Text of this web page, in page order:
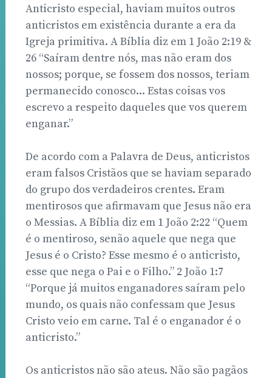
Anticristo especial, haviam muitos outros
anticristos em existência durante a era da
Igreja primitiva. A Bíblia diz em 1 João 2:19 &
26 “Saíram dentre nós, mas não eram dos
nossos; porque, se fossem dos nossos, teriam
permanecido conosco... Estas coisas vos
escrevo a respeito daqueles que vos querem
enganar.”
De acordo com a Palavra de Deus, anticristos
eram falsos Cristãos que se haviam separado
do grupo dos verdadeiros crentes. Eram
mentirosos que afirmavam que Jesus não era
o Messias. A Bíblia diz em 1 João 2:22 “Quem
é o mentiroso, senão aquele que nega que
Jesus é o Cristo? Esse mesmo é o anticristo,
esse que nega o Pai e o Filho.” 2 João 1:7
“Porque já muitos enganadores saíram pelo
mundo, os quais não confessam que Jesus
Cristo veio em carne. Tal é o enganador é o
anticristo.”
Os anticristos não são ateus. Não são pagãos